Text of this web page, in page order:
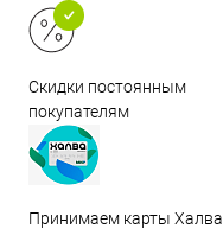
Скидки постоянным
покупателям
Принимаем карты Халва